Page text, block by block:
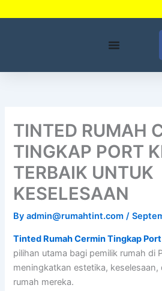
to
TINTED RUMAH
TINGKAP PORT
TERBAIK UNTUK
KESELESAAN
Byadmin@rumahtint.com/
Tinted Rumah Cermin Tingkap
pilihan utama bagi pemilik rumah di
meningkatkan estetika,
rumah mereka.